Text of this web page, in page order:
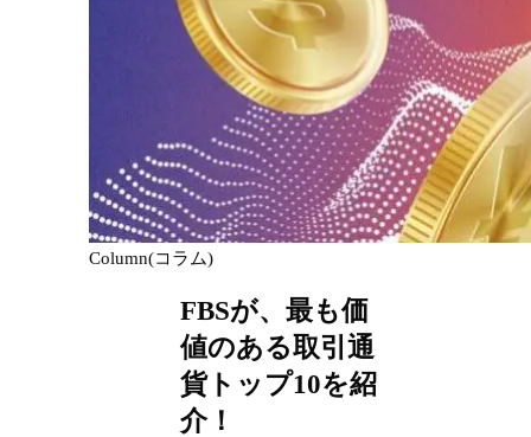
Column(コラム)
FBSが、最も価
値のある取引通
貨トップ10を紹
介！